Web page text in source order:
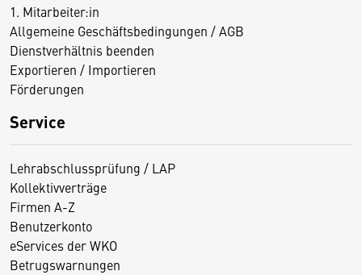
1. Mitarbeiter:in
Allgemeine Geschäftsbedingungen / AGB
Dienstverhältnis beenden
Exportieren / Importieren
Förderungen
Service
Lehrabschlussprüfung / LAP
Kollektivverträge
Firmen A-Z
Benutzerkonto
eServices der WKO
Betrugswarnungen